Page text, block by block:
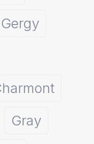
Gergy
Gray